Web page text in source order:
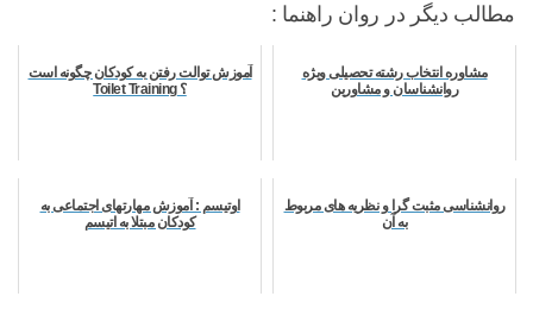
مطالب دیگر در روان راهنما :
مشاوره انتخاب رشته تحصیلی ویژه
روانشناسان و مشاورین
آموزش توالت رفتن به کودکان چگونه است
؟ Toilet Training
روانشناسی مثبت گرا و نظریه های مربوط
به آن
اوتیسم : آموزش مهارتهای اجتماعی به
کودکان مبتلا به اتیسم